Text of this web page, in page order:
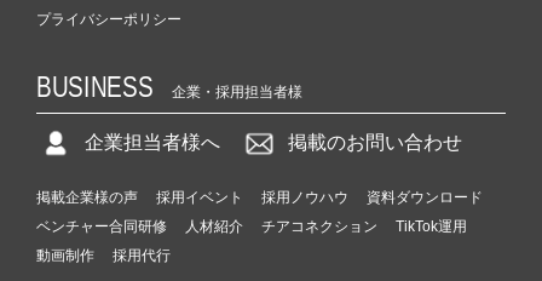
プライバシーポリシー
BUSINESS 企業・採用担当者様
企業担当者様へ 掲載のお問い合わせ
掲載企業様の声 採用イベント 採用ノウハウ
資料ダウンロード
ベンチャー合同研修
人材紹介 チアコネクション
TikTok運用
動画制作
採用代行